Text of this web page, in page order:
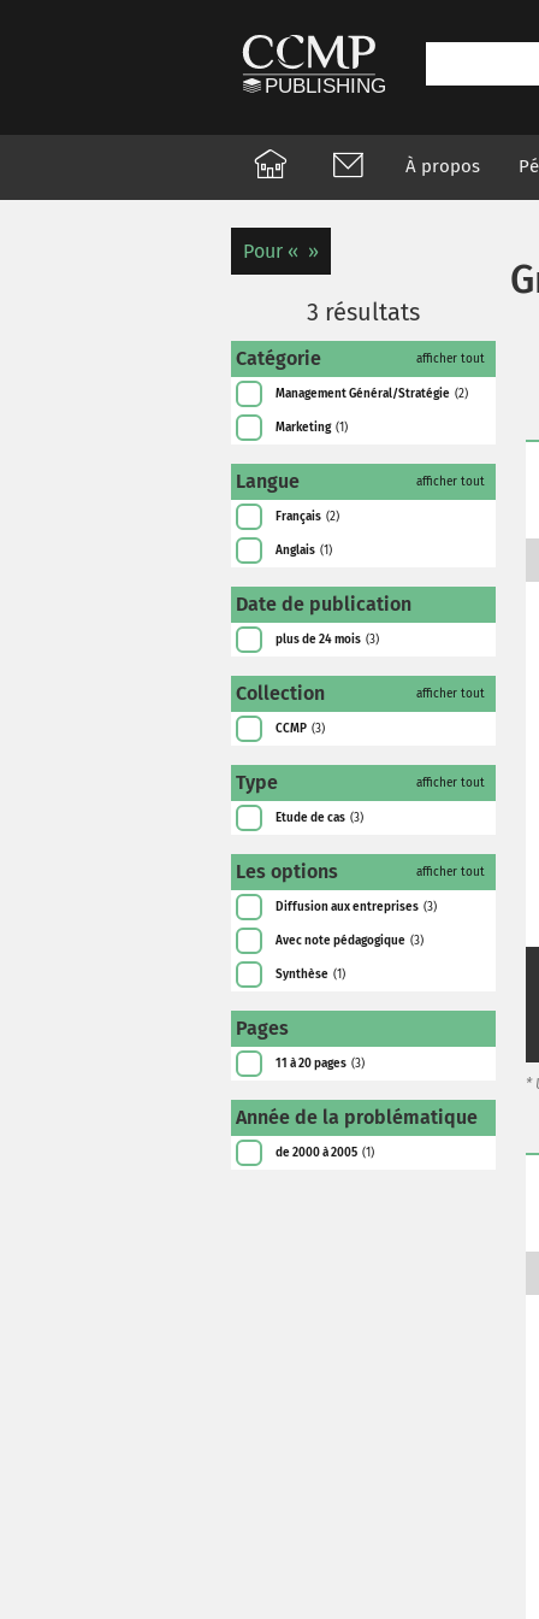
À propos
*
Pour
3 résultats
Catégorie afficher tout
Management Général/Stratégie (2)
Marketing (1)
Langue afficher tout
Français (2)
Anglais (1)
Date de publication
plus de 24 mois (3)
Collection afficher tout
CCMP (3)
Type afficher tout
Etude de cas (3)
Les options afficher tout
Diffusion aux entreprises (3)
Avec note pédagogique (3)
Synthèse (1)
Pages
11 à 20 pages (3)
Année de la problématique
de 2000 à 2005 (1)